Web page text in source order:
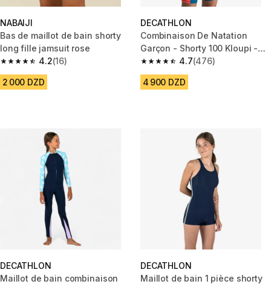
NABAIJI
Bas de maillot de bain shorty
long fille jamsuit rose
4.2
4.2 out of 5 stars from 16 reviews
(16)
2 000 DZD
DECATHLON
Combinaison De Natation
Garçon - Shorty 100 Kloupi -
Bleu Rouge4.7
4.7 out of 5 stars from 476
(476)
4 900 DZD
DECATHLON
Maillot de bain combinaison
DECATHLON
Maillot de bain 1 pièce shorty